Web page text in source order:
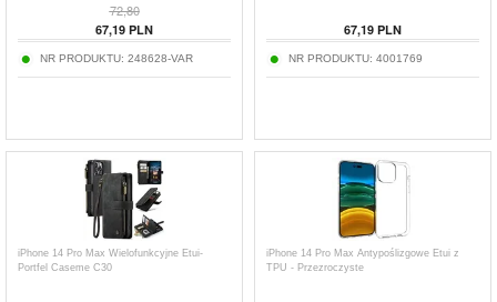
72,80
67,19 PLN
NR PRODUKTU: 248628-VAR
67,19 PLN
NR PRODUKTU: 4001769
iPhone 14 Pro Max Wielofunkcyjne Etui-
Portfel Caseme C30
iPhone 14 Pro Max Antypoślizgowe Etui z
TPU - Przezroczyste